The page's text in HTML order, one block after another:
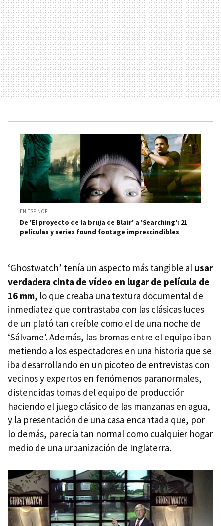
EN ESPINOF
De 'El proyecto de la bruja de Blair' a 'Searching': 21
películas y series found footage imprescindibles
‘Ghostwatch’ tenía un aspecto más tangible al usar
verdadera cinta de vídeo en lugar de película de
16 mm, lo que creaba una textura documental de
inmediatez que contrastaba con las clásicas luces
de un plató tan creíble como el de una noche de
‘Sálvame’. Además, las bromas entre el equipo iban
metiendo a los espectadores en una historia que se
iba desarrollando en un picoteo de entrevistas con
vecinos y expertos en fenómenos paranormales,
distendidas tomas del equipo de producción
haciendo el juego clásico de las manzanas en agua,
y la presentación de una casa encantada que, por
lo demás, parecía tan normal como cualquier hogar
medio de una urbanización de Inglaterra.